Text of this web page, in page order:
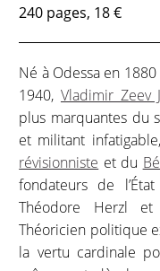
240 pages, 18 €
Né à Odessa en
1940, Vladimir Zeev
plus marquantes du
et militant
révisionniste et du
fondateurs de
Théodore Herzl
Théoricien politique
la vertu cardinale